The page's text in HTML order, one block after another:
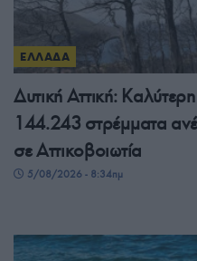
ΕΛΛΑΔΑ
Δυτική Αττική:
144.243 στρέμματα
σε Αττικοβοιωτία
5/08/2026 - 8:34πμ